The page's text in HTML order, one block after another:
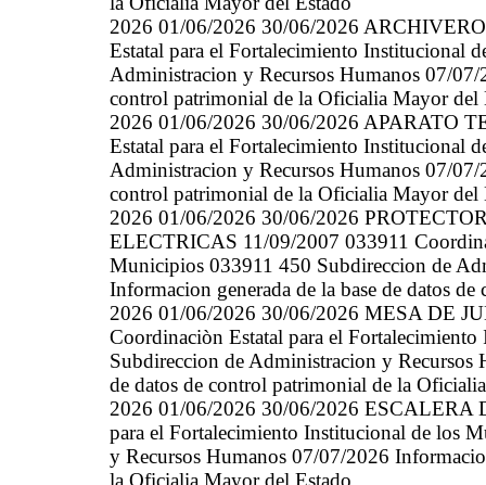
2026 01/06/2026 30/06/2026
Estatal para el Fortalecimiento Institucional
Administracion y Recursos Humanos 07/07/
control patrimonial de la Oficialia Mayor del
2026 01/06/2026 30/06/2026 APARATO
Estatal para el Fortalecimiento Institucional
Administracion y Recursos Humanos 07/07/
control patrimonial de la Oficialia Mayor del
2026 01/06/2026 30/06/2026
ELECTRICAS 11/09/2007 033911
Municipios 033911 450 Subdireccion de
Informacion generada de la base de datos
2026 01/06/2026 30/06/2026 MESA DE
Coordinaciòn Estatal para el
Subdireccion de Administracion y Recursos
de datos de control patrimonial de la
2026 01/06/2026 30/06/2026 ESCALERA
para el Fortalecimiento Institucional de los
y Recursos Humanos 07/07/2026
la Oficialia Mayor del Estado